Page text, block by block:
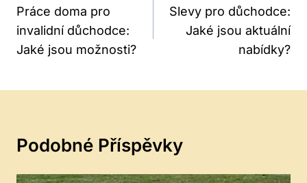
Pro
Příspěvek
Práce doma pro
invalidní důchodce:
Jaké jsou možnosti?
Slevy pro důchodce:
Jaké jsou aktuální
nabídky?
Podobné Příspěvky